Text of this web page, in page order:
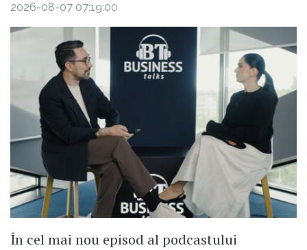
2026-08-07 07:19:00
În cel mai nou episod al podcastului